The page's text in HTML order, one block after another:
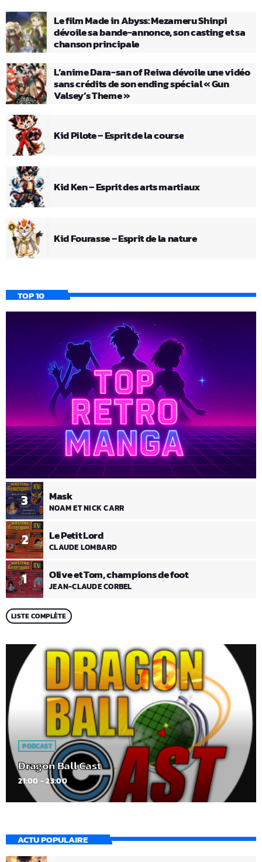
Le film Made in Abyss: Mezameru Shinpi
dévoile sa bande-annonce, son casting et sa
chanson principale
L’anime Dara-san of Reiwa dévoile une vidéo
sans crédits de son ending spécial « Gun
Valsey’s Theme »
Kid Pilote – Esprit de la course
Kid Ken – Esprit des arts martiaux
Kid Fourasse – Esprit de la nature
TOP 10
1 Olive et Tom, champions de foot
JEAN-CLAUDE CORBEL
2 Le Petit Lord
CLAUDE LOMBARD
3 Mask
NOAM ET NICK CARR
LISTE COMPLÈTE
PODCAST
Dragon Ball Cast
21:00 - 23:00
ACTU POPULAIRE